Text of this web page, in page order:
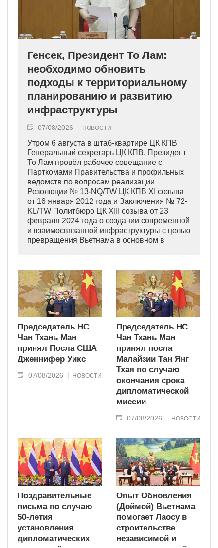
Генсек, Президент То Лам:
необходимо обновить
подходы к территориальному
планированию и развитию
инфраструктуры
07/08/2026 НОВОСТИ
Утром 6 августа в штаб-квартире ЦК КПВ
Генеральный секретарь ЦК КПВ, Президент
То Лам провёл рабочее совещание с
Парткомами Правительства и профильных
ведомств по вопросам реализации
Резолюции № 13-NQ/TW ЦК КПВ XI созыва
от 16 января 2012 года и Заключения № 72-
KL/TW Политбюро ЦК XIII созыва от 23
февраля 2024 года о создании современной
и взаимосвязанной инфраструктуры с целью
превращения Вьетнама в основном в
Председатель НС
Чан Тхань Ман
принял Посла США
Дженнифер Уикс
07/08/2026 НОВОСТИ
Председатель НС
Чан Тхань Ман
принял посла
Малайзии Тан Янг
Тхая по случаю
окончания срока
дипломатической
миссии
07/08/2026 НОВОСТИ
Поздравительные
письма по случаю
50-летия
установления
дипломатических
Опыт Обновления
(Доймой) Вьетнама
помогает Лаосу в
строительстве
независимой и